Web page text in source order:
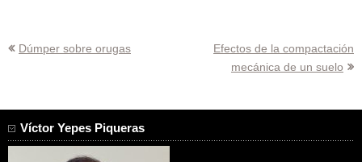
Navegación
Dúmper sobre orugas
Efectos de la compactación
mecánica de un suelo
Víctor Yepes Piqueras